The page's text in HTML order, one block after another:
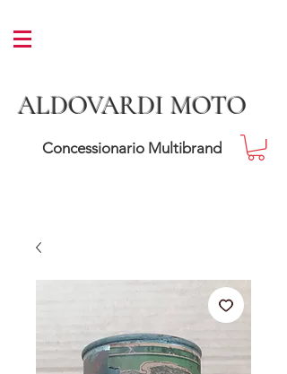
ALDOVARDI MOTO
Concessionario Multibrand